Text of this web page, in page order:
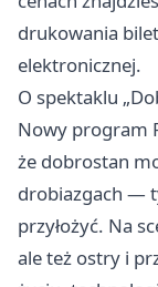
drukowania
elektronicznej.
O spektaklu
Nowy program
że dobrostan
drobiazgach —
przyłożyć. Na
ale też ostry i